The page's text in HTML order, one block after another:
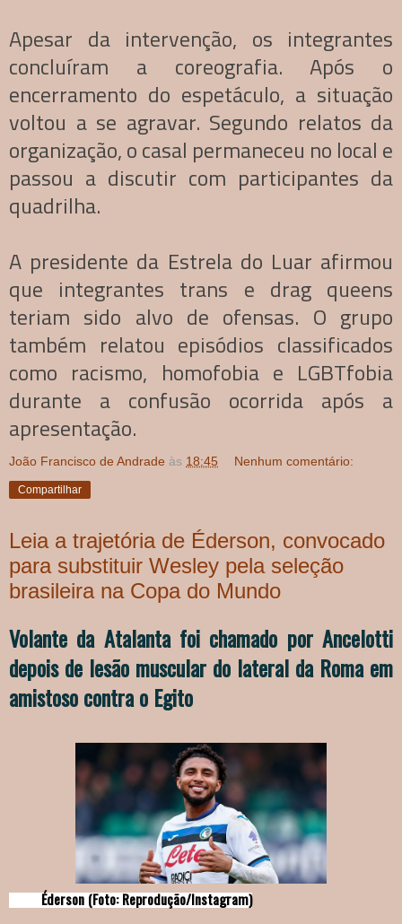
Apesar da intervenção, os integrantes
concluíram a coreografia. Após o
encerramento do espetáculo, a situação
voltou a se agravar. Segundo relatos da
organização, o casal permaneceu no local e
passou a discutir com participantes da
quadrilha.
A presidente da Estrela do Luar afirmou
que integrantes trans e drag queens
teriam sido alvo de ofensas. O grupo
também relatou episódios classificados
como racismo, homofobia e LGBTfobia
durante a confusão ocorrida após a
apresentação.
João Francisco de Andrade às 18:45 Nenhum comentário:
Compartilhar
Leia a trajetória de Éderson, convocado
para substituir Wesley pela seleção
brasileira na Copa do Mundo
Volante da Atalanta foi chamado por Ancelotti
depois de lesão muscular do lateral da Roma em
amistoso contra o Egito
Éderson (Foto: Reprodução/Instagram)